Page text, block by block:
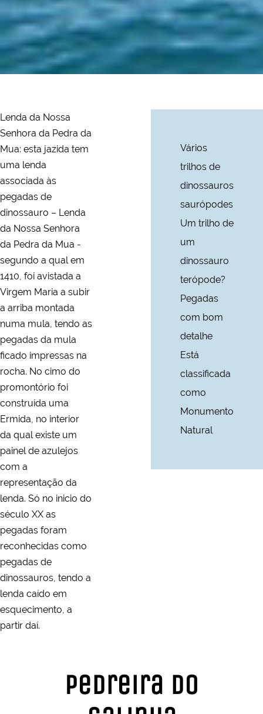
Lenda da Nossa
Senhora da Pedra da
Mua: esta jazida tem
uma lenda
associada às
pegadas de
dinossauro – Lenda
da Nossa Senhora
da Pedra da Mua -
segundo a qual em
1410, foi avistada a
Virgem Maria a subir
a arriba montada
numa mula, tendo as
pegadas da mula
ficado impressas na
rocha. No cimo do
promontório foi
construída uma
Ermida, no interior
da qual existe um
painel de azulejos
com a
representação da
lenda. Só no inicio do
século XX as
pegadas foram
reconhecidas como
pegadas de
dinossauros, tendo a
lenda caído em
esquecimento, a
partir daí.
Vários
trilhos de
dinossauros
saurópodes
Um trilho de
um
dinossauro
terópode?
Pegadas
com bom
detalhe
Está
classificada
como
Monumento
Natural
Pedreira do